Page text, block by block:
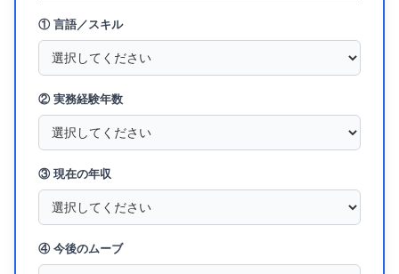
① 言語／スキル
② 実務経験年数
③ 現在の年収
④ 今後のムーブ